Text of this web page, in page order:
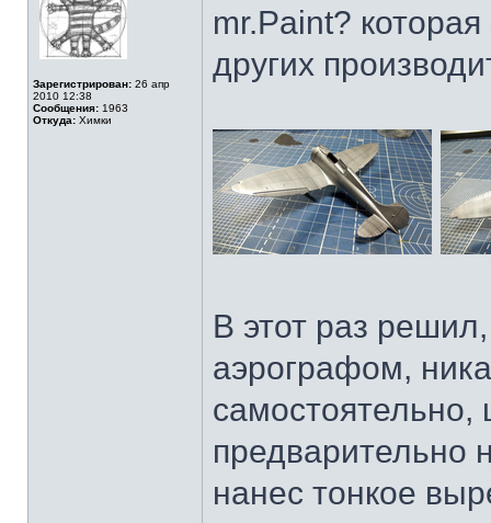
Зарегистрирован: 26 апр
2010 12:38
Сообщения: 1963
Откуда: Химки
mr.Paint?
других
В этот раз
аэрографом,
самостоятельно,
предварительно
нанес тонкое